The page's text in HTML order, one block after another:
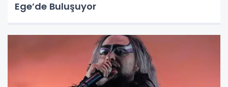
Ege’de Buluşuyor